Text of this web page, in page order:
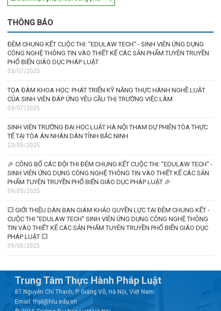
THÔNG BÁO
ĐÊM CHUNG KẾT CUỘC THI: "EDULAW TECH" - SINH VIÊN ỨNG DỤNG
CÔNG NGHỆ THÔNG TIN VÀO THIẾT KẾ CÁC SẢN PHẨM TUYÊN TRUYỀN
PHỔ BIẾN GIÁO DỤC PHÁP LUẬT
03/07/2025
TỌA ĐÀM KHOA HỌC: PHÁT TRIỂN KỸ NĂNG THỰC HÀNH NGHỀ LUẬT
CỦA SINH VIÊN ĐÁP ỨNG YÊU CẦU THỊ TRƯỜNG VIỆC LÀM
03/07/2025
SINH VIÊN TRƯỜNG ĐẠI HỌC LUẬT HÀ NỘI THAM DỰ PHIÊN TÒA THỰC
TẾ TẠI TÒA ÁN NHÂN DÂN TỈNH BẮC NINH
23/05/2025
🎉 CÔNG BỐ CÁC ĐỘI THI ĐÊM CHUNG KẾT CUỘC THI: "EDULAW TECH" -
SINH VIÊN ỨNG DỤNG CÔNG NGHỆ THÔNG TIN VÀO THIẾT KẾ CÁC SẢN
PHẨM TUYÊN TRUYỀN PHỔ BIẾN GIÁO DỤC PHÁP LUẬT 🎉
09/05/2025
💥 GIỚI THIỆU DÀN BAN GIÁM KHẢO QUYỀN LỰC TẠI ĐÊM CHUNG KẾT -
CUỘC THI “EDULAW TECH” SINH VIÊN ỨNG DỤNG CÔNG NGHỆ THÔNG
TIN VÀO THIẾT KẾ CÁC SẢN PHẨM TUYÊN TRUYỀN PHỔ BIẾN GIÁO DỤC
PHÁP LUẬT 💥
09/05/2025
Trung Tâm Thực Hành Pháp Luật
87 Nguyễn Chí Thanh, P. Giảng Võ, Hà Nội, Việt Nam
Email: thpl@hlu.edu.vn